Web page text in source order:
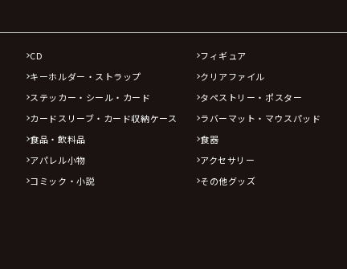
CD
フィギュア
キーホルダー・ストラップ
クリアファイル
ステッカー・シール・カード
タペストリー・ポスター
カードスリーブ・カード収納ケース
ラバーマット・マウスパッド
食品・飲料品
食器
アパレル小物
アクセサリー
コミック・小説
その他グッズ